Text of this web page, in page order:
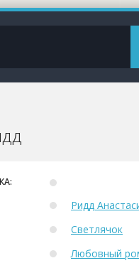
Ридд
Светлячок
Любовный